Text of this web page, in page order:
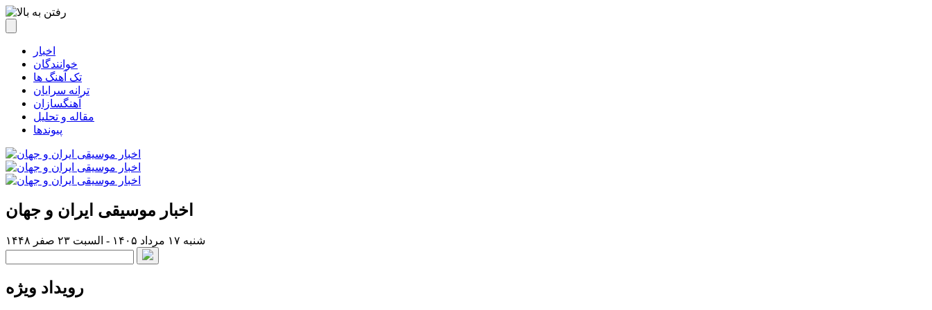
اخبار
خوانندگان
تک آهنگ ها
ترانه سرایان
آهنگسازان
مقاله و تحلیل
پیوندها
اخبار موسیقی ایران و جهان
شنبه ۱۷ مرداد ۱۴۰۵ - السبت ۲۳ صفر ۱۴۴۸
رویداد ویژه